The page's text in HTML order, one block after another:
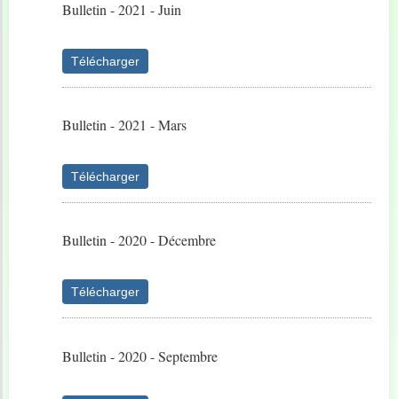
Bulletin - 2021 - Juin
Télécharger
Bulletin - 2021 - Mars
Télécharger
Bulletin - 2020 - Décembre
Télécharger
Bulletin - 2020 - Septembre